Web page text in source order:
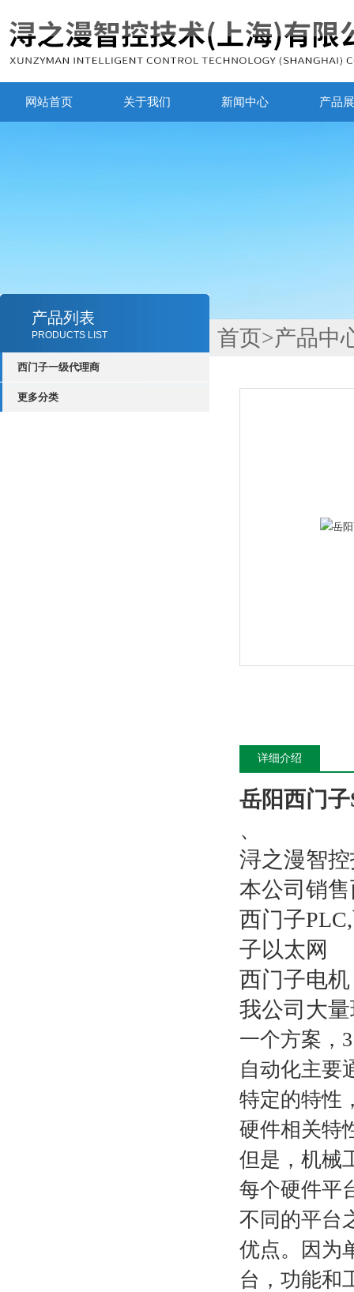
网站首页 关于我们 新闻中心 产品
产品列表
PRODUCTS LIST
西门子一级代理商
更多分类
首页>产品中
详细介绍
岳阳西门子
、
浔之漫智
本公司销
西门子
子以太网
西门子电
我公司大
一个方案，
自动化主要
特定的特性
硬件相关特
但是，机械
每个硬件平
不同的平台
优点。因为
台，功能和